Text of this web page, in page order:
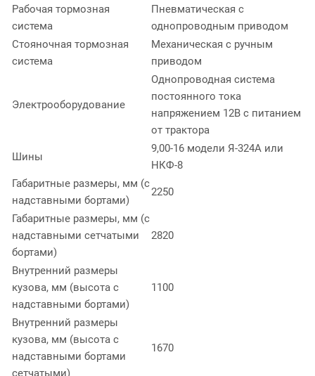
Рабочая тормозная
система
Пневматическая с
однопроводным приводом
Стояночная тормозная
система
Механическая с ручным
приводом
Электрооборудование
Однопроводная система
постоянного тока
напряжением 12В с питанием
от трактора
Шины
9,00-16 модели Я-324А или
НКФ-8
Габаритные размеры, мм (с
надставными бортами)
2250
Габаритные размеры, мм (с
надставными сетчатыми
бортами)
2820
Внутренний размеры
кузова, мм (высота с
надставными бортами)
1100
Внутренний размеры
кузова, мм (высота с
надставными бортами
сетчатыми)
1670